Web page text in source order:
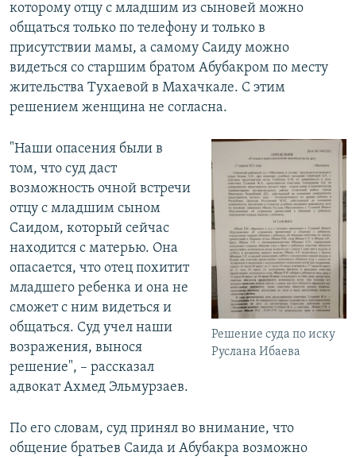
которому отцу с младшим из сыновей можно
общаться только по телефону и только в
присутствии мамы, а самому Саиду можно
видеться со старшим братом Абубакром по месту
жительства Тухаевой в Махачкале. С этим
решением женщина не согласна.
Решение суда по иску
Руслана Ибаева
"Наши опасения были в
том, что суд даст
возможность очной встречи
отцу с младшим сыном
Саидом, который сейчас
находится с матерью. Она
опасается, что отец похитит
младшего ребенка и она не
сможет с ним видеться и
общаться. Суд учел наши
возражения, вынося
решение", – рассказал
адвокат Ахмед Эльмурзаев.
По его словам, суд принял во внимание, что
общение братьев Саида и Абубакра возможно